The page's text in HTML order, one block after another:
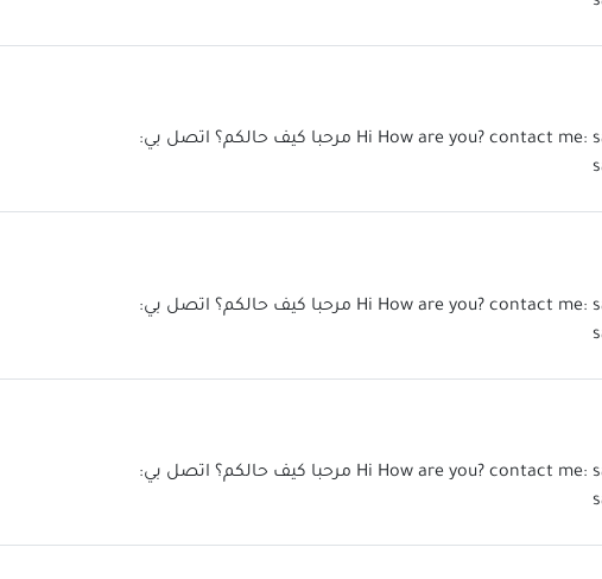
Hi How are you? contact me: مرحبا كيف حالكم؟ اتصل بي:
Hi How are you? contact me: مرحبا كيف حالكم؟ اتصل بي:
Hi How are you? contact me: مرحبا كيف حالكم؟ اتصل بي: